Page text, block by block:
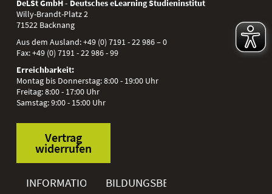
DeLSt GmbH - Deutsches eLearning Studieninstitut
Willy-Brandt-Platz 2
71522 Backnang
Aus dem Ausland:+49 (0) 7191 - 22 986 – 0
Fax:+49 (0) 7191 - 22 986 - 99
Erreichbarkeit:
Montag bis Donnerstag: 8:00 - 19:00 Uhr
Freitag: 8:00 - 17:00 Uhr
Samstag: 9:00 - 15:00 Uhr
Vertrag
widerrufen
INFORMATIONENBILDUNGSBEREICHE